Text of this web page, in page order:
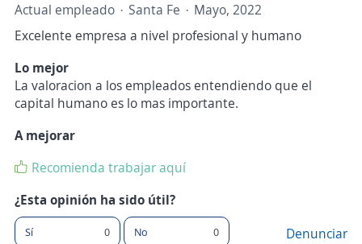
Actual empleado Santa Fe
Mayo, 2022
Excelente empresa a nivel profesional y humano
Lo mejor
La valoracion a los empleados entendiendo que el
capital humano es lo mas importante.
A mejorar
Recomienda trabajar aquí
¿Esta opinión ha sido útil?
Sí 0 No 0 Denunciar